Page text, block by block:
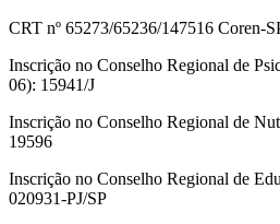
CRT nº 65273/65236/147516 Coren-
Inscrição no Conselho Regional de
06): 15941/J
Inscrição no Conselho Regional de
19596
Inscrição no Conselho Regional de
020931-PJ/SP